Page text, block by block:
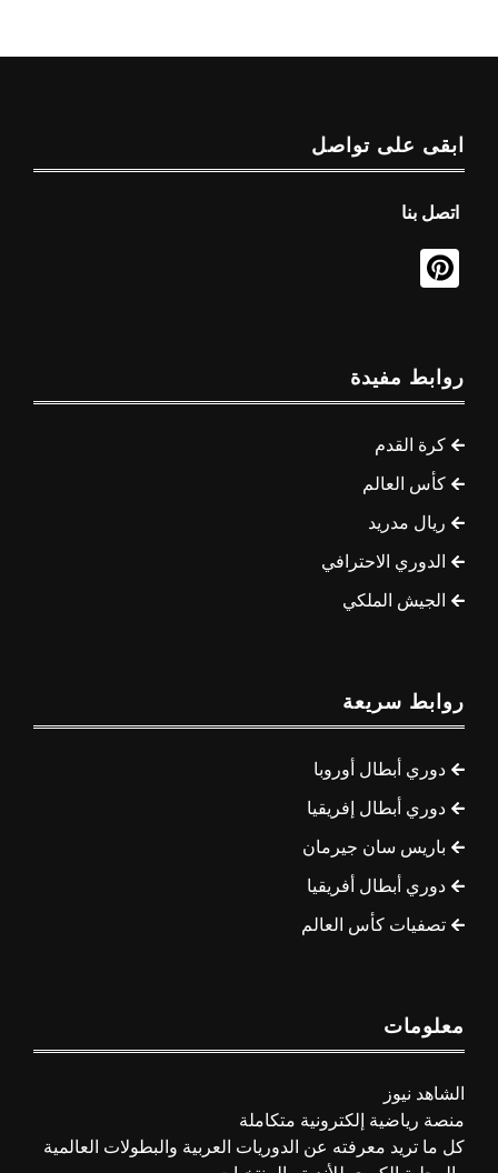
ابقى على تواصل
اتصل بنا
روابط مفيدة
كرة القدم
كأس العالم
ريال مدريد
الدوري الاحترافي
الجيش الملكي
روابط سريعة
دوري أبطال أوروبا
دوري أبطال إفريقيا
باريس سان جيرمان
دوري أبطال أفريقيا
تصفيات كأس العالم
معلومات
الشاهد نيوز
منصة رياضية إلكترونية متكاملة
كل ما تريد معرفته عن الدوريات العربية والبطولات العالمية